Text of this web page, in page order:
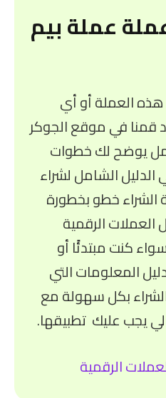
عملة بيم
العملة أو أي
قمنا في موقع الجوكر
يوضح لك خطوات
الشامل لشراء
الشراء خطو بخطورة
الرقمية
كنت مبتدئًا أو
المعلومات التي
بكل سهولة مع
يجب عليك تطبيقها.
الرقمية